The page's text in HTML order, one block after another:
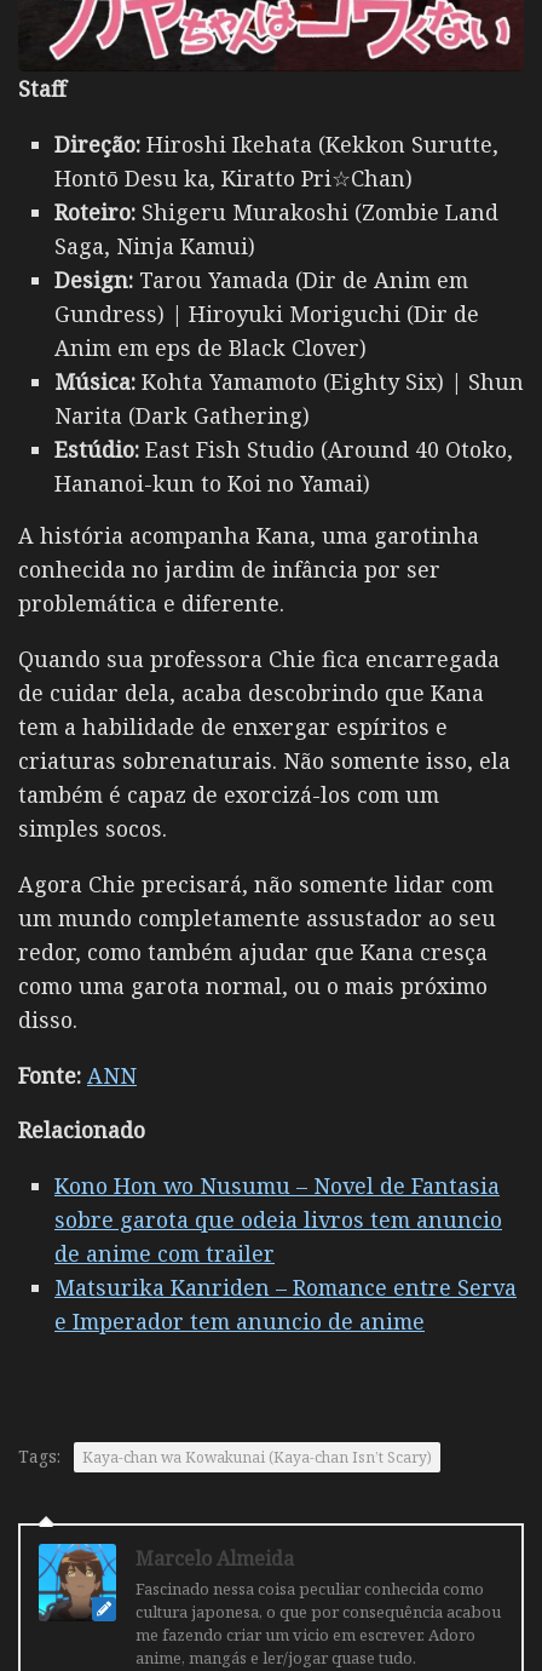
Staff
Direção: Hiroshi Ikehata (Kekkon Surutte,
Hontō Desu ka, Kiratto Pri☆Chan)
Roteiro: Shigeru Murakoshi (Zombie Land
Saga, Ninja Kamui)
Design: Tarou Yamada (Dir de Anim em
Gundress) | Hiroyuki Moriguchi (Dir de
Anim em eps de Black Clover)
Música: Kohta Yamamoto (Eighty Six) | Shun
Narita (Dark Gathering)
Estúdio: East Fish Studio (Around 40 Otoko,
Hananoi-kun to Koi no Yamai)
A história acompanha Kana, uma garotinha
conhecida no jardim de infância por ser
problemática e diferente.
Quando sua professora Chie fica encarregada
de cuidar dela, acaba descobrindo que Kana
tem a habilidade de enxergar espíritos e
criaturas sobrenaturais. Não somente isso, ela
também é capaz de exorcizá-los com um
simples socos.
Agora Chie precisará, não somente lidar com
um mundo completamente assustador ao seu
redor, como também ajudar que Kana cresça
como uma garota normal, ou o mais próximo
disso.
Fonte: ANN
Relacionado
Kono Hon wo Nusumu – Novel de Fantasia
sobre garota que odeia livros tem anuncio
de anime com trailer
Matsurika Kanriden – Romance entre Serva
e Imperador tem anuncio de anime
Tags: Kaya-chan wa Kowakunai (Kaya-chan Isn’t Scary)
Marcelo Almeida
Fascinado nessa coisa peculiar conhecida como
cultura japonesa, o que por consequência acabou
me fazendo criar um vicio em escrever. Adoro
anime, mangás e ler/jogar quase tudo.